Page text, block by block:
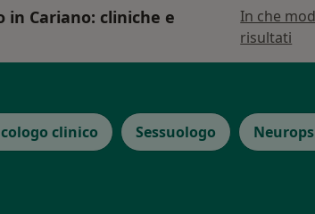
in Cariano: cliniche e
In che
risultati
clinico Sessuologo